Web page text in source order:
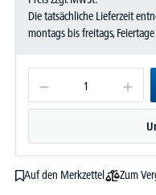
Die tatsächliche Lieferzeit
montags bis freitags,
Auf den Merkzettel
Zum